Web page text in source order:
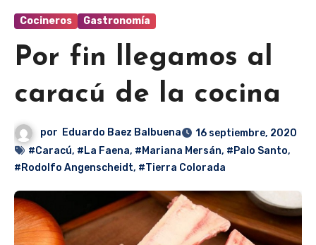
Cocineros Gastronomía
Por fin llegamos al
caracú de la cocina
por Eduardo Baez Balbuena
16 septiembre, 2020
#Caracú, #La Faena, #Mariana Mersán, #Palo Santo,
#Rodolfo Angenscheidt, #Tierra Colorada